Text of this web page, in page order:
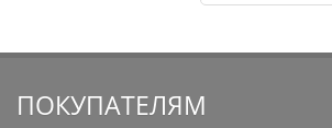
ПОКУПАТЕЛЯМ